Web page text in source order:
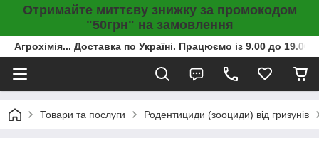
Отримайте миттєву знижку за промокодом
"50грн" на замовлення
Агрохімія... Доставка по Україні. Працюємо із 9.00 до
Товари та послуги Родентициди (зооциди) від гризунів